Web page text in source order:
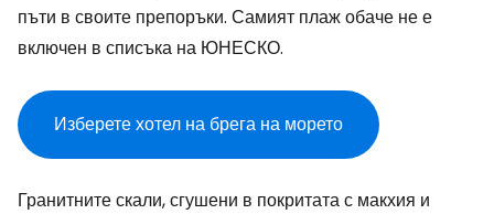
пъти в своите препоръки. Самият плаж обаче не е
включен в списъка на ЮНЕСКО.
Изберете хотел на брега на морето
Гранитните скали, сгушени в покритата с макхия и